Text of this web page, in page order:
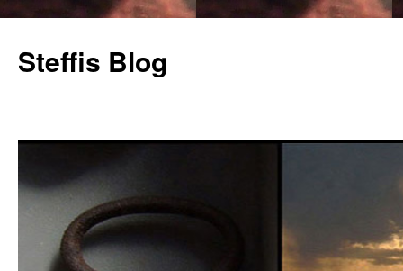
Steffis Blog